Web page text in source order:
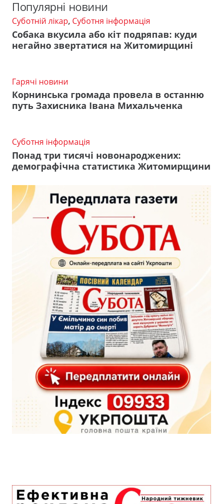
Популярні новини
Суботній лікар, Суботня інформація
Собака вкусила або кіт подряпав: куди
негайно звертатися на Житомирщині
Гарячі новини
Корнинська громада провела в останню
путь Захисника Івана Михальченка
Суботня інформація
Понад три тисячі новонароджених:
демографічна статистика Житомирщини